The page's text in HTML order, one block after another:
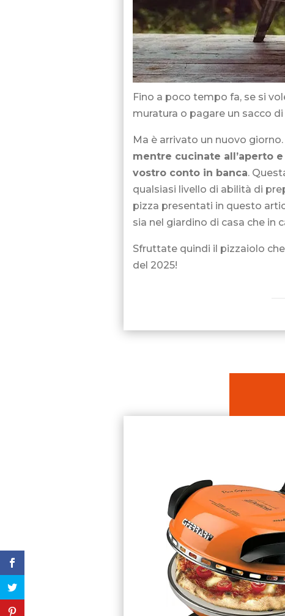
Fino a poco tempo fa, se si
muratura o pagare un sacco
Ma è arrivato un nuovo giorno.
mentre cucinate all’aperto
vostro conto in banca.
qualsiasi livello di abilità di
pizza presentati in questo
sia nel giardino di casa che in
Sfruttate quindi il pizzaiolo
del 2025!